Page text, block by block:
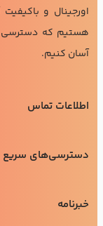
اورجینال و
هستیم که دسترسی
آسان کنیم.
اطلاعات تماس
دسترسی‌های سریع
خبرنامه